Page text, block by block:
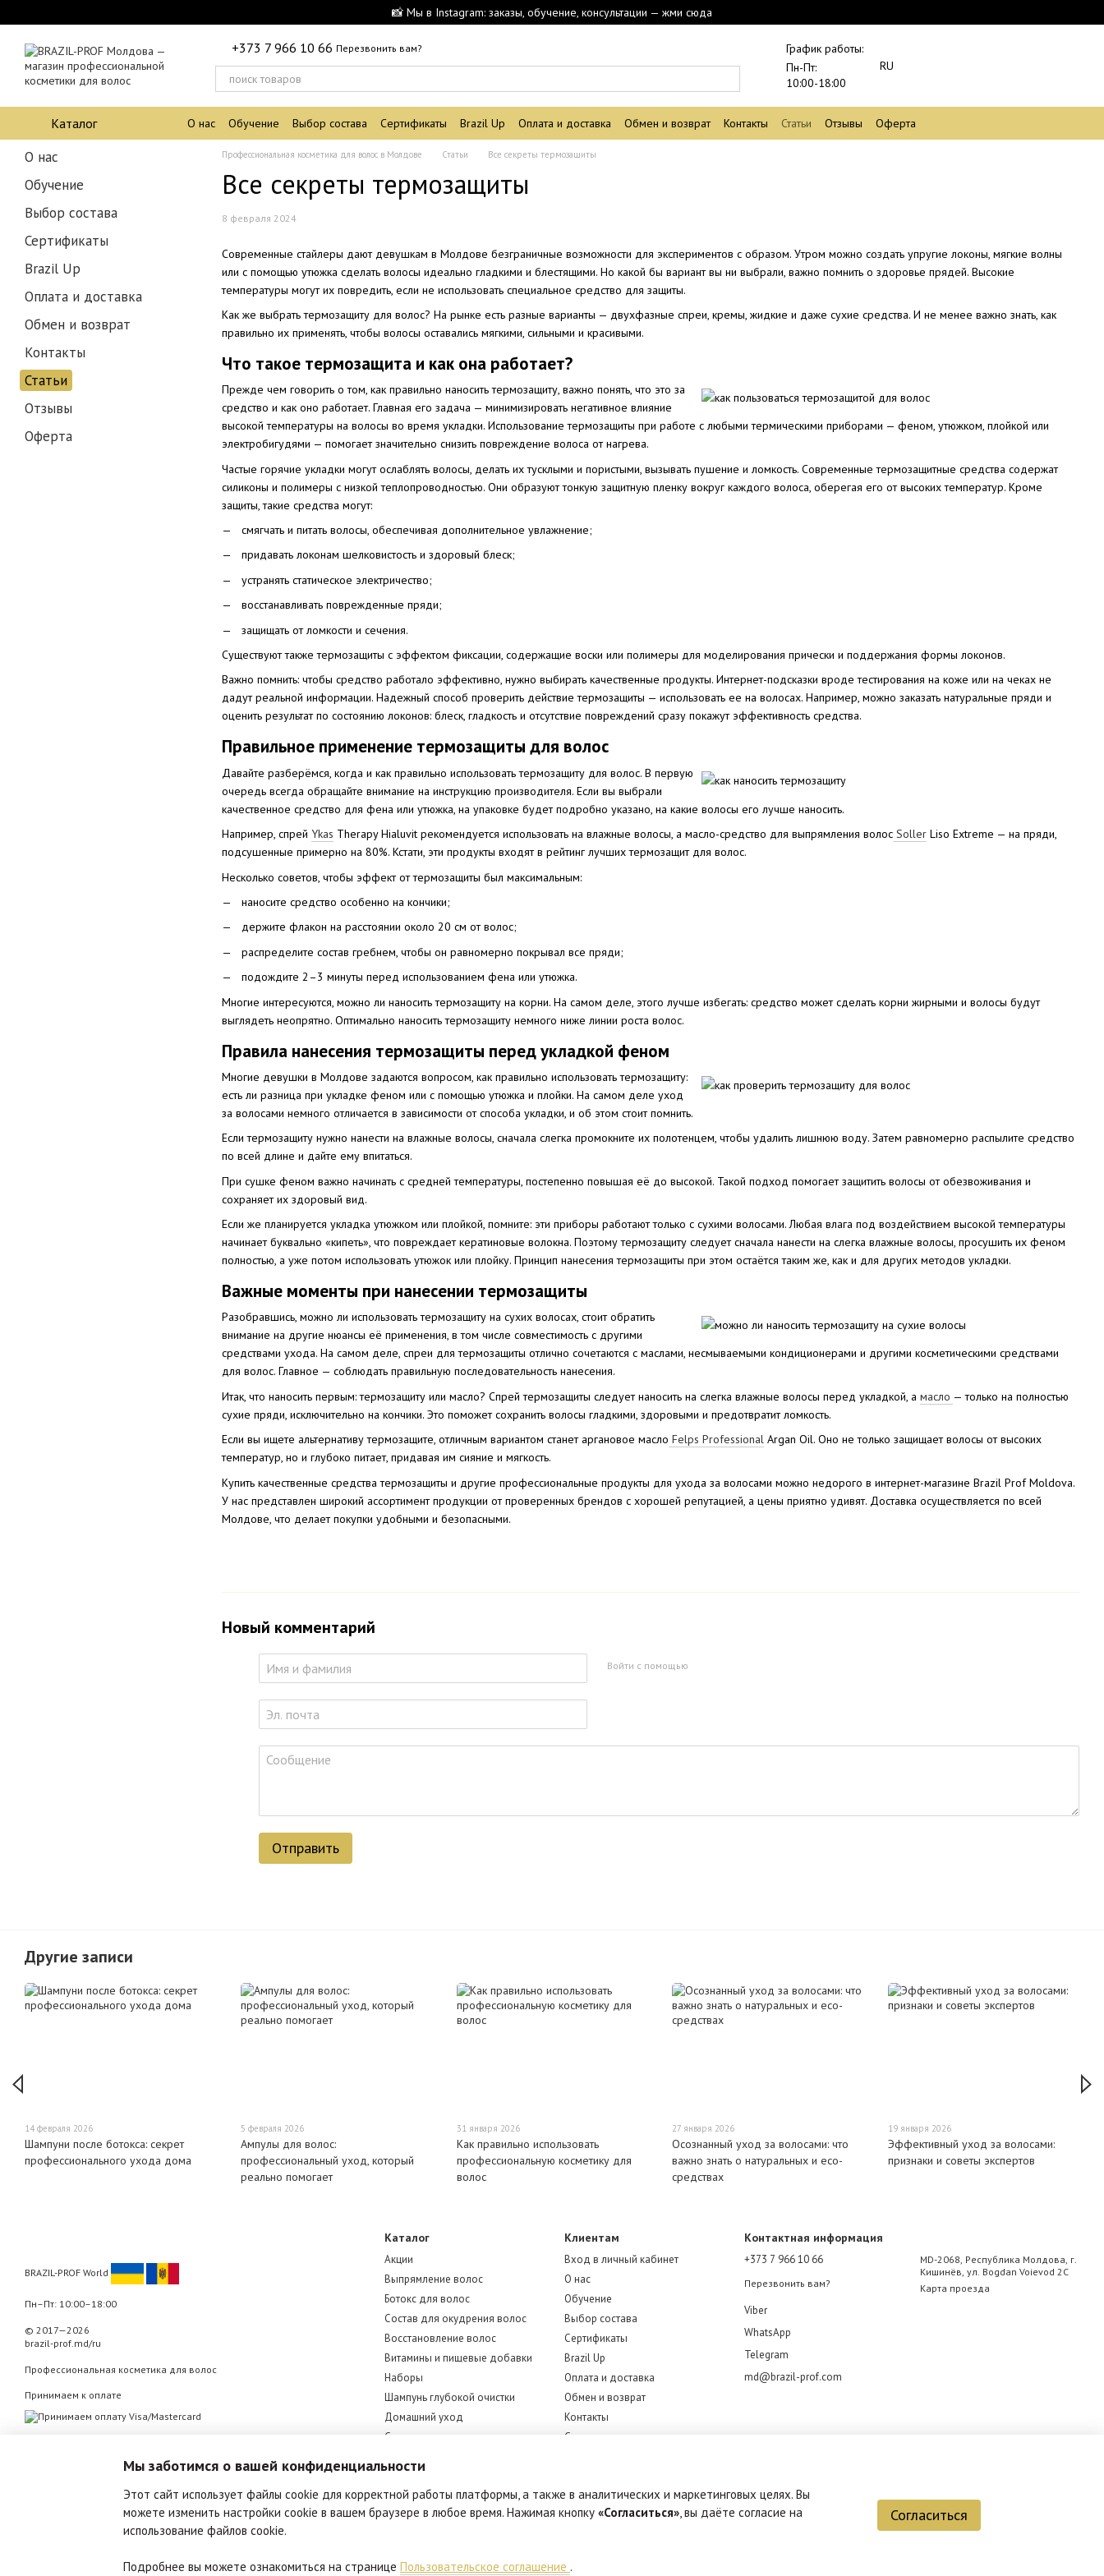
📸 Мы в Instagram: заказы, обучение, консультации — жми сюда
+373 7 966 10 66 Перезвонить вам?
График работы:
Пн-Пт:
10:00-18:00
RU
Каталог О нас Обучение Выбор состава Сертификаты Brazil Up Оплата и доставка Обмен и возврат Контакты Статьи Отзывы Оферта
Профессиональная косметика для волос в Молдове Статьи Все секреты термозащиты
Все секреты термозащиты
8 февраля 2024
Современные стайлеры дают девушкам в Молдове безграничные возможности для экспериментов с образом. Утром можно создать упругие локоны, мягкие волны
или с помощью утюжка сделать волосы идеально гладкими и блестящими. Но какой бы вариант вы ни выбрали, важно помнить о здоровье прядей. Высокие
температуры могут их повредить, если не использовать специальное средство для защиты.
Как же выбрать термозащиту для волос? На рынке есть разные варианты — двухфазные спреи, кремы, жидкие и даже сухие средства. И не менее важно знать, как
правильно их применять, чтобы волосы оставались мягкими, сильными и красивыми.
Что такое термозащита и как она работает?
Прежде чем говорить о том, как правильно наносить термозащиту, важно понять, что это за
средство и как оно работает. Главная его задача — минимизировать негативное влияние
высокой температуры на волосы во время укладки. Использование термозащиты при работе с любыми термическими приборами — феном, утюжком, плойкой или
электробигудями — помогает значительно снизить повреждение волоса от нагрева.
Частые горячие укладки могут ослаблять волосы, делать их тусклыми и пористыми, вызывать пушение и ломкость. Современные термозащитные средства содержат
силиконы и полимеры с низкой теплопроводностью. Они образуют тонкую защитную пленку вокруг каждого волоса, оберегая его от высоких температур. Кроме
защиты, такие средства могут:
смягчать и питать волосы, обеспечивая дополнительное увлажнение;
придавать локонам шелковистость и здоровый блеск;
устранять статическое электричество;
восстанавливать поврежденные пряди;
защищать от ломкости и сечения.
Существуют также термозащиты с эффектом фиксации, содержащие воски или полимеры для моделирования прически и поддержания формы локонов.
Важно помнить: чтобы средство работало эффективно, нужно выбирать качественные продукты. Интернет-подсказки вроде тестирования на коже или на чеках не
дадут реальной информации. Надежный способ проверить действие термозащиты — использовать ее на волосах. Например, можно заказать натуральные пряди и
оценить результат по состоянию локонов: блеск, гладкость и отсутствие повреждений сразу покажут эффективность средства.
Правильное применение термозащиты для волос
Давайте разберёмся, когда и как правильно использовать термозащиту для волос. В первую
очередь всегда обращайте внимание на инструкцию производителя. Если вы выбрали
качественное средство для фена или утюжка, на упаковке будет подробно указано, на какие волосы его лучше наносить.
Например, спрей Ykas Therapy Hialuvit рекомендуется использовать на влажные волосы, а масло-средство для выпрямления волос Soller Liso Extreme — на пряди,
подсушенные примерно на 80%. Кстати, эти продукты входят в рейтинг лучших термозащит для волос.
Несколько советов, чтобы эффект от термозащиты был максимальным:
наносите средство особенно на кончики;
держите флакон на расстоянии около 20 см от волос;
распределите состав гребнем, чтобы он равномерно покрывал все пряди;
подождите 2–3 минуты перед использованием фена или утюжка.
Многие интересуются, можно ли наносить термозащиту на корни. На самом деле, этого лучше избегать: средство может сделать корни жирными и волосы будут
выглядеть неопрятно. Оптимально наносить термозащиту немного ниже линии роста волос.
Правила нанесения термозащиты перед укладкой феном
Многие девушки в Молдове задаются вопросом, как правильно использовать термозащиту:
есть ли разница при укладке феном или с помощью утюжка и плойки. На самом деле уход
за волосами немного отличается в зависимости от способа укладки, и об этом стоит помнить.
Если термозащиту нужно нанести на влажные волосы, сначала слегка промокните их полотенцем, чтобы удалить лишнюю воду. Затем равномерно распылите средство
по всей длине и дайте ему впитаться.
При сушке феном важно начинать с средней температуры, постепенно повышая её до высокой. Такой подход помогает защитить волосы от обезвоживания и
сохраняет их здоровый вид.
Если же планируется укладка утюжком или плойкой, помните: эти приборы работают только с сухими волосами. Любая влага под воздействием высокой температуры
начинает буквально «кипеть», что повреждает кератиновые волокна. Поэтому термозащиту следует сначала нанести на слегка влажные волосы, просушить их феном
полностью, а уже потом использовать утюжок или плойку. Принцип нанесения термозащиты при этом остаётся таким же, как и для других методов укладки.
Важные моменты при нанесении термозащиты
Разобравшись, можно ли использовать термозащиту на сухих волосах, стоит обратить
внимание на другие нюансы её применения, в том числе совместимость с другими
средствами ухода. На самом деле, спреи для термозащиты отлично сочетаются с маслами, несмываемыми кондиционерами и другими косметическими средствами
для волос. Главное — соблюдать правильную последовательность нанесения.
Итак, что наносить первым: термозащиту или масло? Спрей термозащиты следует наносить на слегка влажные волосы перед укладкой, а масло — только на полностью
сухие пряди, исключительно на кончики. Это поможет сохранить волосы гладкими, здоровыми и предотвратит ломкость.
Если вы ищете альтернативу термозащите, отличным вариантом станет аргановое масло Felps Professional Argan Oil. Оно не только защищает волосы от высоких
температур, но и глубоко питает, придавая им сияние и мягкость.
Купить качественные средства термозащиты и другие профессиональные продукты для ухода за волосами можно недорого в интернет-магазине Brazil Prof Moldova.
У нас представлен широкий ассортимент продукции от проверенных брендов с хорошей репутацией, а цены приятно удивят. Доставка осуществляется по всей
Молдове, что делает покупки удобными и безопасными.
Новый комментарий
Войти с помощью
Отправить
О нас
Обучение
Выбор состава
Сертификаты
Brazil Up
Оплата и доставка
Обмен и возврат
Контакты
Статьи
Отзывы
Оферта
Другие записи
14 февраля 2026
Шампуни после ботокса: секрет
профессионального ухода дома
5 февраля 2026
Ампулы для волос:
профессиональный уход, который
реально помогает
31 января 2026
Как правильно использовать
профессиональную косметику для
волос
27 января 2026
Осознанный уход за волосами: что
важно знать о натуральных и eco-
средствах
19 января 2026
Эффективный уход за волосами:
признаки и советы экспертов
BRAZIL-PROF World
Пн–Пт: 10:00–18:00
© 2017—2026
brazil-prof.md/ru
Профессиональная косметика для волос
Принимаем к оплате
Каталог
Акции
Выпрямление волос
Ботокс для волос
Состав для окудрения волос
Восстановление волос
Витамины и пищевые добавки
Наборы
Шампунь глубокой очистки
Домашний уход
Средства для окрашивания
Техника
Аксессуары
Бренды
Клиентам
Вход в личный кабинет
О нас
Обучение
Выбор состава
Сертификаты
Brazil Up
Оплата и доставка
Обмен и возврат
Контакты
Статьи
Мы в соцсетях
Контактная информация
+373 7 966 10 66
Перезвонить вам?
Viber
WhatsApp
Telegram
md@brazil-prof.com
MD-2068, Республика Молдова, г.
Кишинёв, ул. Bogdan Voievod 2C
Карта проезда
Мы заботимся о вашей конфиденциальности
Этот сайт использует файлы cookie для корректной работы платформы, а также в аналитических и маркетинговых целях. Вы
можете изменить настройки cookie в вашем браузере в любое время. Нажимая кнопку «Согласиться», вы даёте согласие на
использование файлов cookie.
Подробнее вы можете ознакомиться на странице Пользовательское соглашение .
Согласиться